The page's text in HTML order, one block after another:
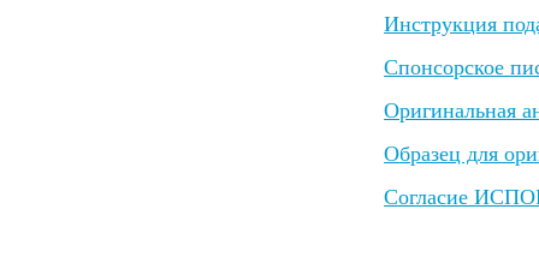
Инструкция
Спонсорское
Оригинальная
Образец для
Согласие